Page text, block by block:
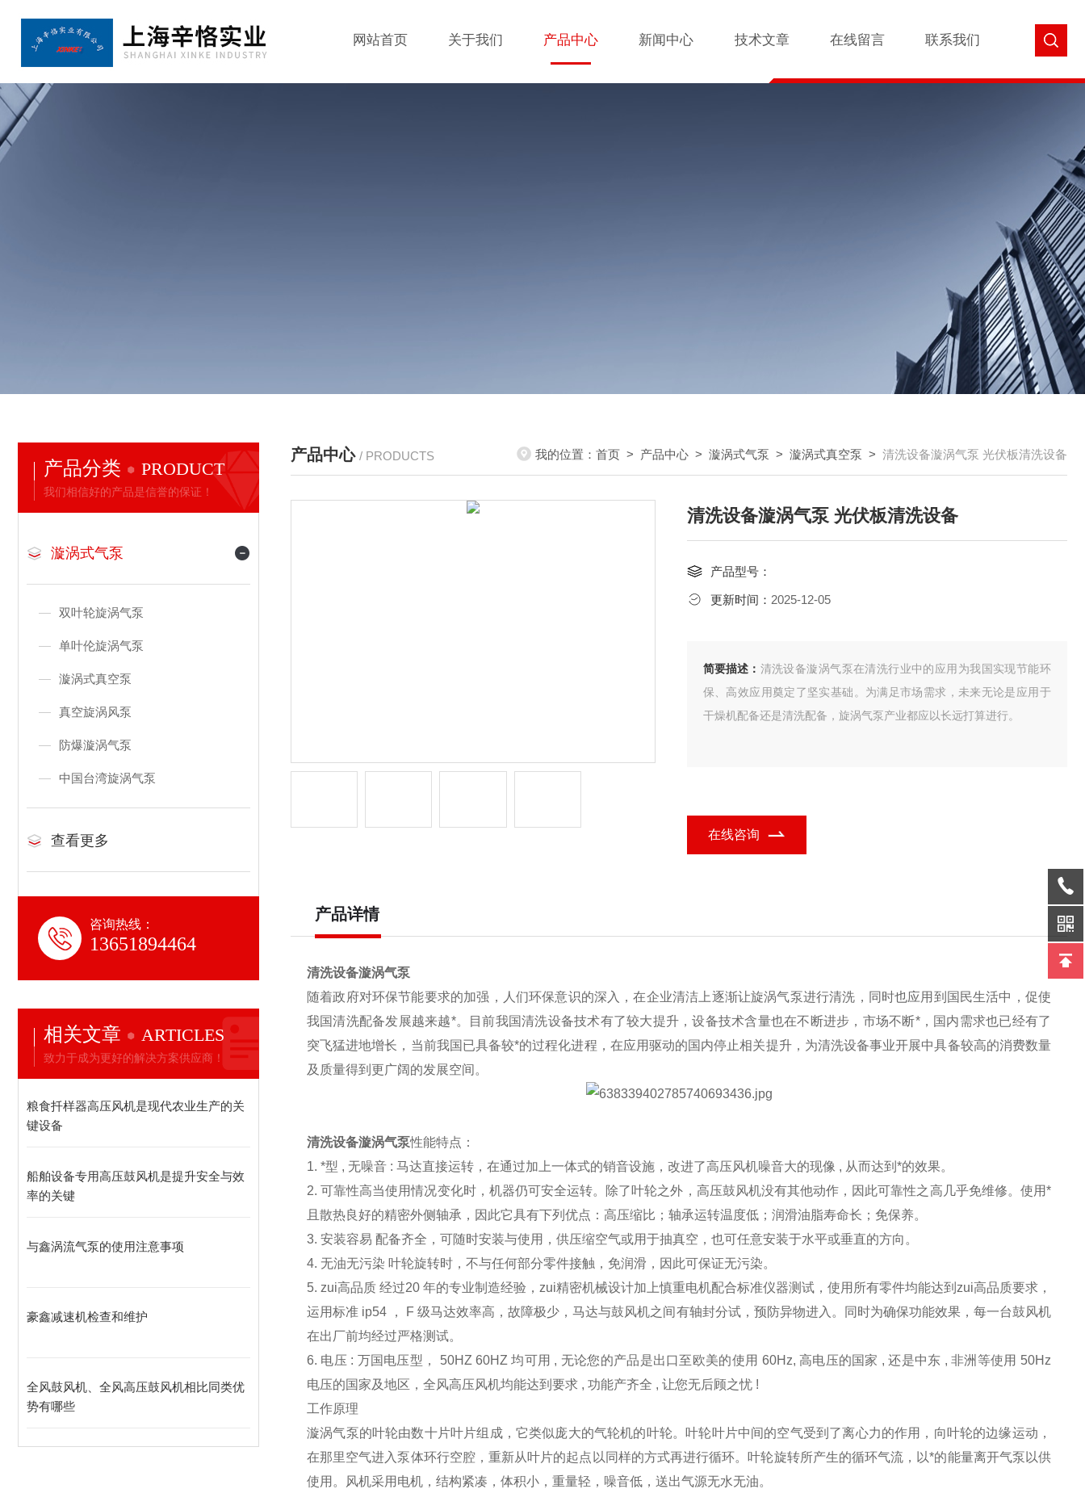
网站首页 关于我们 产品中心 新闻中心 技术文章 在线留言 联系我们
产品分类 PRODUCT
我们相信好的产品是信誉的保证！
漩涡式气泵
双叶轮旋涡气泵
单叶伦旋涡气泵
漩涡式真空泵
真空旋涡风泵
防爆漩涡气泵
中国台湾旋涡气泵
查看更多
咨询热线：
13651894464
相关文章 ARTICLES
致力于成为更好的解决方案供应商！
粮食扦样器高压风机是现代农业生产的关
键设备
船舶设备专用高压鼓风机是提升安全与效
率的关键
与鑫涡流气泵的使用注意事项
豪鑫减速机检查和维护
全风鼓风机、全风高压鼓风机相比同类优
势有哪些
产品中心 / PRODUCTS 我的位置： 首页 > 产品中心 > 漩涡式气泵 > 漩涡式真空泵 > 清洗设备漩涡气泵 光伏板清洗设备
清洗设备漩涡气泵 光伏板清洗设备
产品型号：
更新时间： 2025-12-05
简要描述： 清洗设备漩涡气泵在清洗行业中的应用为我国实现节能环
保、高效应用奠定了坚实基础。为满足市场需求，未来无论是应用于
干燥机配备还是清洗配备，旋涡气泵产业都应以长远打算进行。
在线咨询
产品详情
清洗设备漩涡气泵
随着政府对环保节能要求的加强，人们环保意识的深入，在企业清洁上逐渐让旋涡气泵进行清洗，同时也应用到国民生活中，促使
我国清洗配备发展越来越*。目前我国清洗设备技术有了较大提升，设备技术含量也在不断进步，市场不断*，国内需求也已经有了
突飞猛进地增长，当前我国已具备较*的过程化进程，在应用驱动的国内停止相关提升，为清洗设备事业开展中具备较高的消费数量
及质量得到更广阔的发展空间。
清洗设备漩涡气泵性能特点：
1. *型 , 无噪音 : 马达直接运转，在通过加上一体式的销音设施，改进了高压风机噪音大的现像 , 从而达到*的效果。
2. 可靠性高当使用情况变化时，机器仍可安全运转。除了叶轮之外，高压鼓风机没有其他动作，因此可靠性之高几乎免维修。使用*
且散热良好的精密外侧轴承，因此它具有下列优点：高压缩比；轴承运转温度低；润滑油脂寿命长；免保养。
3. 安装容易 配备齐全，可随时安装与使用，供压缩空气或用于抽真空，也可任意安装于水平或垂直的方向。
4. 无油无污染 叶轮旋转时，不与任何部分零件接触，免润滑，因此可保证无污染。
5. zui高品质 经过20 年的专业制造经验，zui精密机械设计加上慎重电机配合标准仪器测试，使用所有零件均能达到zui高品质要求，
运用标准 ip54 ， F 级马达效率高，故障极少，马达与鼓风机之间有轴封分试，预防异物进入。同时为确保功能效果，每一台鼓风机
在出厂前均经过严格测试。
6. 电压 : 万国电压型， 50HZ 60HZ 均可用 , 无论您的产品是出口至欧美的使用 60Hz, 高电压的国家 , 还是中东 , 非洲等使用 50Hz
电压的国家及地区，全风高压风机均能达到要求 , 功能产齐全 , 让您无后顾之忧 !
工作原理
漩涡气泵的叶轮由数十片叶片组成，它类似庞大的气轮机的叶轮。叶轮叶片中间的空气受到了离心力的作用，向叶轮的边缘运动，
在那里空气进入泵体环行空腔，重新从叶片的起点以同样的方式再进行循环。叶轮旋转所产生的循环气流，以*的能量离开气泵以供
使用。风机采用电机，结构紧凑，体积小，重量轻，噪音低，送出气源无水无油。